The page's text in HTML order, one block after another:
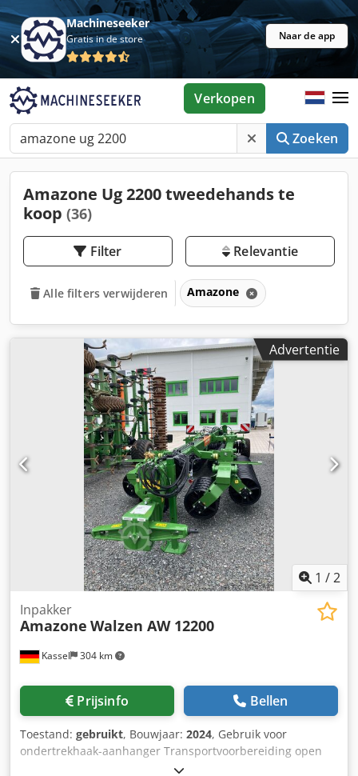
Machineseeker
Gratis in de store Naar de app
Zoeken
Verkopen
Amazone Ug 2200 tweedehands te
koop (36)
Filter Relevantie
Alle filters verwijderen Amazone
Advertentie
1 /2
Kassel 304 km
Inpakker
Amazone Walzen AW 12200
Prijsinfo Bellen
Toestand: gebruikt, Bouwjaar: 2024, Gebruik voor
ondertrekhaak-aanhanger Transportvoorbereiding open
CW 12200 / Cambridge-ringen glad LED-verlichting voor de